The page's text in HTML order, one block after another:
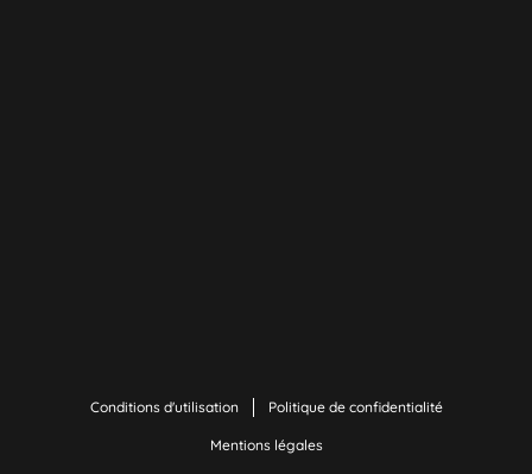
Conditions d'utilisation Politique de confidentialité
Mentions légales